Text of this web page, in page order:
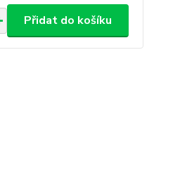
Přidat do košíku